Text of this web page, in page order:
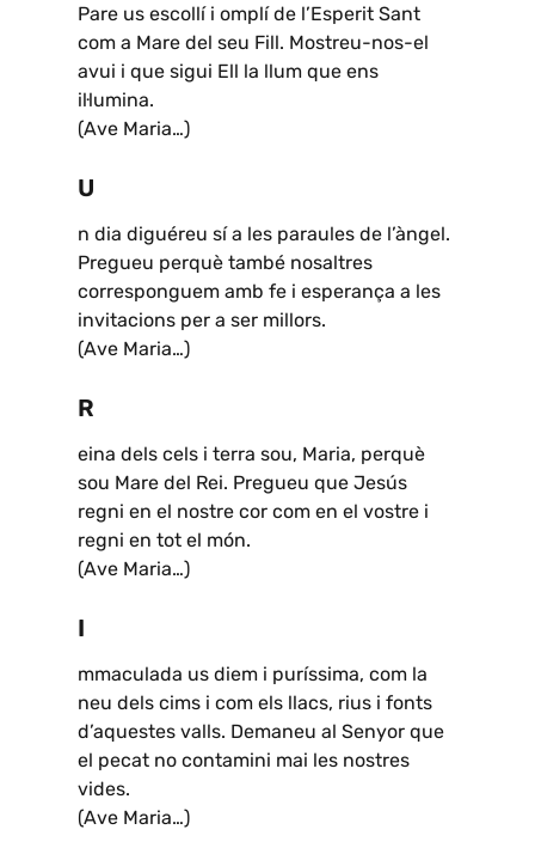
Pare us escollí i omplí de l’Esperit Sant
com a Mare del seu Fill. Mostreu-nos-el
avui i que sigui Ell la llum que ens
il·lumina.
(Ave Maria…)
U
n dia diguéreu sí a les paraules de l’àngel.
Pregueu perquè també nosaltres
corresponguem amb fe i esperança a les
invitacions per a ser millors.
(Ave Maria…)
R
eina dels cels i terra sou, Maria, perquè
sou Mare del Rei. Pregueu que Jesús
regni en el nostre cor com en el vostre i
regni en tot el món.
(Ave Maria…)
I
mmaculada us diem i puríssima, com la
neu dels cims i com els llacs, rius i fonts
d’aquestes valls. Demaneu al Senyor que
el pecat no contamini mai les nostres
vides.
(Ave Maria…)